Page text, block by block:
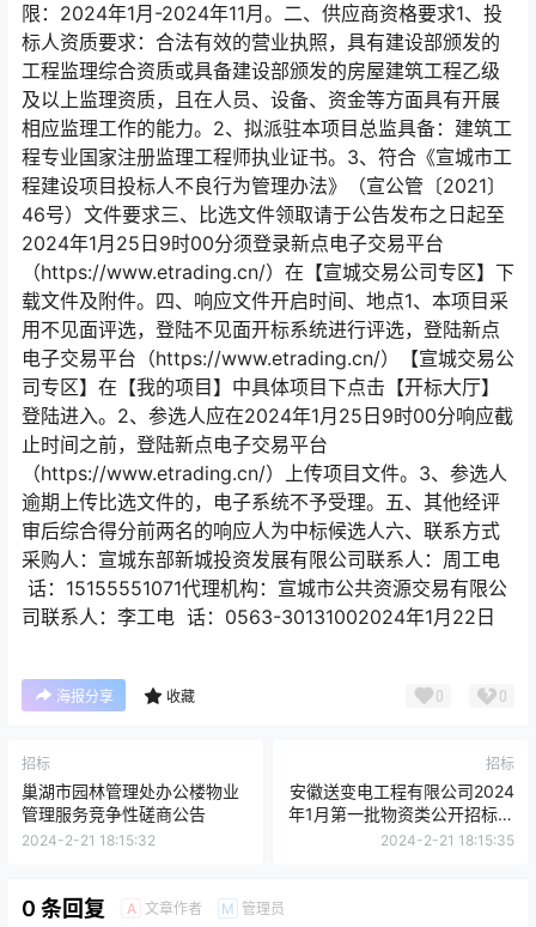
限：2024年1月-2024年11月。二、供应商资格要求1、投
标人资质要求：合法有效的营业执照，具有建设部颁发的
工程监理综合资质或具备建设部颁发的房屋建筑工程乙级
及以上监理资质，且在人员、设备、资金等方面具有开展
相应监理工作的能力。2、拟派驻本项目总监具备：建筑工
程专业国家注册监理工程师执业证书。3、符合《宣城市工
程建设项目投标人不良行为管理办法》（宣公管〔2021〕
46号）文件要求三、比选文件领取请于公告发布之日起至
2024年1月25日9时00分须登录新点电子交易平台
（https://www.etrading.cn/）在【宣城交易公司专区】下
载文件及附件。四、响应文件开启时间、地点1、本项目采
用不见面评选，登陆不见面开标系统进行评选，登陆新点
电子交易平台（https://www.etrading.cn/）【宣城交易公
司专区】在【我的项目】中具体项目下点击【开标大厅】
登陆进入。2、参选人应在2024年1月25日9时00分响应截
止时间之前，登陆新点电子交易平台
（https://www.etrading.cn/）上传项目文件。3、参选人
逾期上传比选文件的，电子系统不予受理。五、其他经评
审后综合得分前两名的响应人为中标候选人六、联系方式
采购人：宣城东部新城投资发展有限公司联系人：周工电
话：15155551071代理机构：宣城市公共资源交易有限公
司联系人：李工电 话：0563-30131002024年1月22日
海报分享 收藏 0 0
招标
巢湖市园林管理处办公楼物业
管理服务竞争性磋商公告
2024-2-21 18:15:32
招标
安徽送变电工程有限公司2024
年1月第一批物资类公开招标项
目招标公告
2024-2-21 18:15:35
0 条回复 A 文章作者 M 管理员